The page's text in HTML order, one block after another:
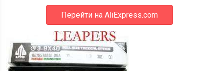
Перейти на AliExpress.com